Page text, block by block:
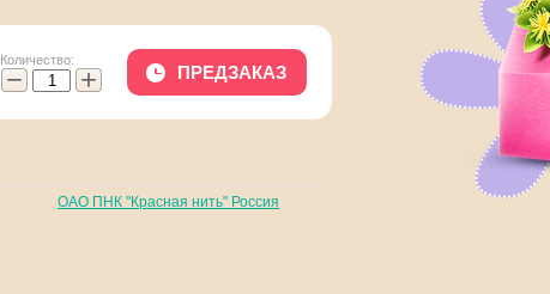
Количество:
− + ПРЕДЗАКАЗ
ОАО ПНК "Красная нить" Россия